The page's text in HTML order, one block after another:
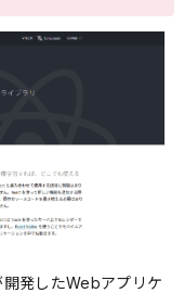
発したWebアプリケ